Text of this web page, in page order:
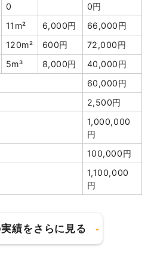
165m²
740,430円
1,361,000円
215,266円
13,000,000
円
1,300,000円
14,300,000
円
0
0円
11m² 6,000円
66,000円
120m² 600円
72,000円
5m³ 8,000円
40,000円
60,000円
2,500円
1,000,000
円
100,000円
1,100,000
円
績をさらに見る